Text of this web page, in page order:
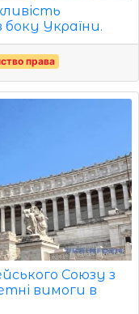
боку України.
права
Союзу з
вимоги в